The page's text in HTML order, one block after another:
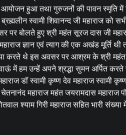
हुआ तथा गुरुजनों की पावन स्मृति में
स्वामी शिवानन्द जी महाराज
पर बोलते हुए श्री महंत सूरज दास जी
महाराज ज्ञान एवं त्याग की एक अखंड
थे इस अवसर पर आश्रम के श्री महंत
में हम उन्हें अपने श्रद्धा सुमन अर्पित
डॉ स्वामी कृष्ण देव महाराज स्वामी
चेतनानंद महाराज महंत जयरामदास महाराज
श्याम गिरी महाराज सहित भारी